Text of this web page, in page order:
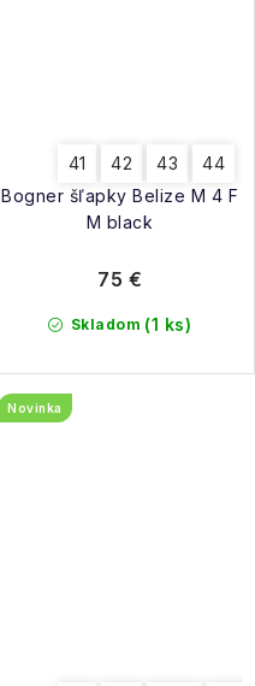
Bogner šľapky Belize M 4 F
M black
41 42 43 44
Skladom (1 ks)
75 €
Novinka